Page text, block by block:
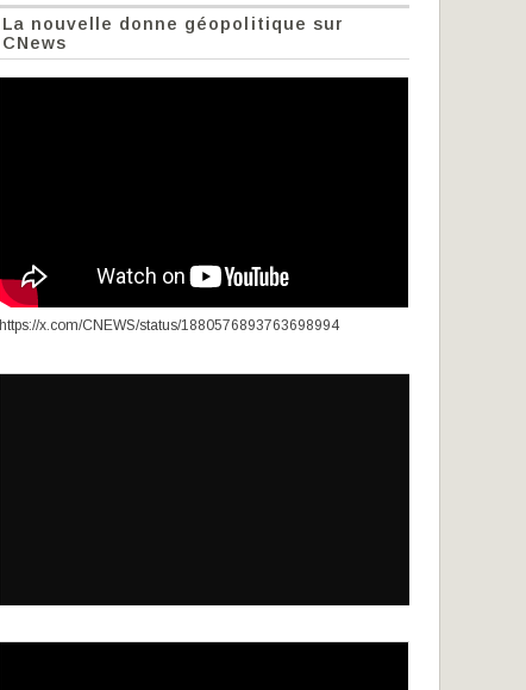
La nouvelle donne géopolitique sur
CNews
https://x.com/CNEWS/status/1880576893763698994